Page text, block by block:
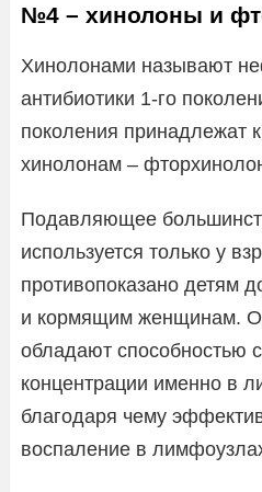
№4 – хинолоны и
Хинолонами называют
антибиотики 1-го
поколения принадлежат
хинолонам –
Подавляющее
используется только у
противопоказано детям
и кормящим женщинам.
обладают способностью
концентрации именно в
благодаря чему
воспаление в